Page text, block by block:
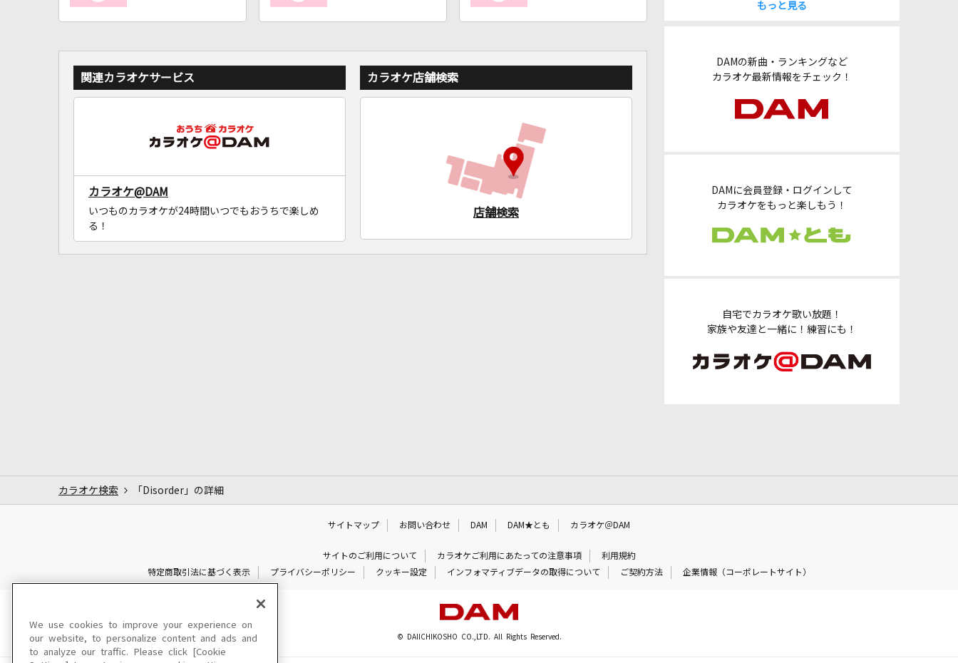
もっと見る
DAMの新曲・ランキングなど
カラオケ最新情報をチェック！
DAMに会員登録・ログインして
カラオケをもっと楽しもう！
自宅でカラオケ歌い放題！
家族や友達と一緒に！練習にも！
関連カラオケサービス
カラオケ@DAM
いつものカラオケが24時間いつでもおうちで楽しめ
る！
カラオケ店舗検索
店舗検索
カラオケ検索 「Disorder」の詳細
サイトマップ お問い合わせ DAM DAM★とも カラオケ＠DAM
サイトのご利用について カラオケご利用にあたっての注意事項
利用規約
特定商取引法に基づく表示
プライバシーポリシー クッキー設定 インフォマティブデータの取得について ご契約方法 企業情報（コーポレートサイト）
© DAIICHIKOSHO CO.,LTD. All Rights Reserved.
We use cookies to improve your experience on
our website, to personalize content and ads and
to analyze our traffic. Please click [Cookie